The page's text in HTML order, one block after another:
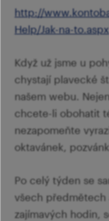
http://
Help/Jak-na-to.aspx
Když už jsme u
chystají plavecké
našem webu.
chcete-li obohatit
nezapomeňte
oktavánek,
Po celý týden se
všech
zajímavých hodin,